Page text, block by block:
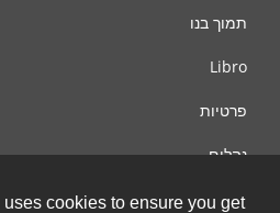
cookies to ensure you get
תמוך בנו
Libro
פרטיות
נהלים
צור קשר